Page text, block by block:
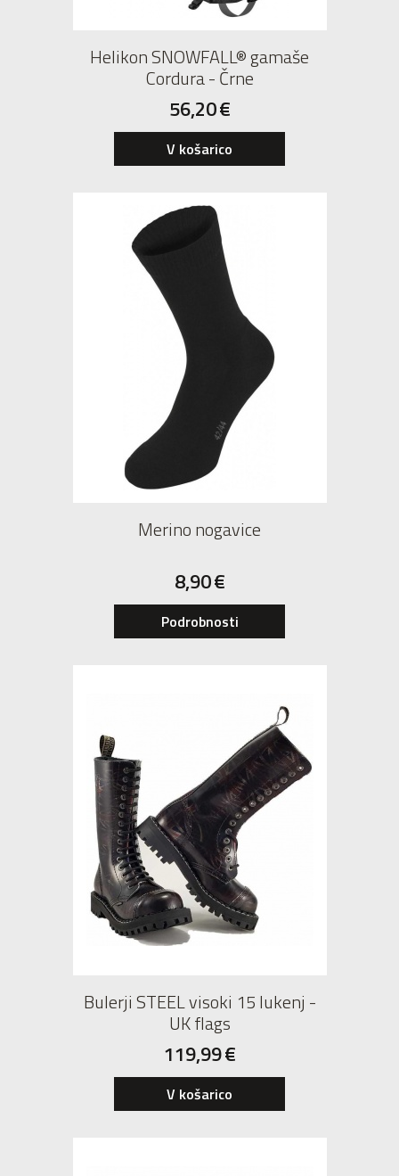
Helikon SNOWFALL® gamaše
Cordura - Črne
56,20€
V košarico
42 43 44
Merino nogavice
8,90€
Podrobnosti
42
Bulerji STEEL visoki 15 lukenj -
UK flags
119,99€
V košarico